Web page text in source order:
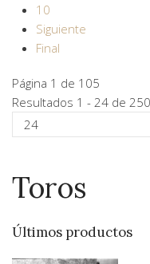
10
Siguiente
Final
Página 1 de 105
Resultados 1 - 24 de
Toros
Últimos productos